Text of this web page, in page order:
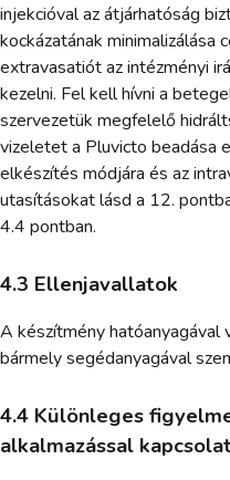
injekcióval az átjárhatóság
kockázatának
extravasatiót az intézményi
kezelni. Fel kell hívni a
szervezetük megfelelő
vizeletet a Pluvicto beadása
elkészítés módjára és az
utasításokat lásd a 12.
4.4 pontban.
4.3 Ellenjavallatok
A készítmény
bármely segédanyagával
4.4 Különleges
alkalmazással